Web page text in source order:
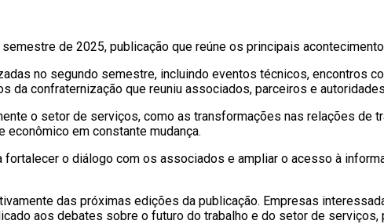
de 2025, publicação que reúne os principais
no segundo semestre, incluindo eventos técnicos, encontros
da confraternização que reuniu associados, parceiros e
o setor de serviços, como as transformações nas relações de
em constante mudança.
o diálogo com os associados e ampliar o acesso à
das próximas edições da publicação. Empresas
aos debates sobre o futuro do trabalho e do setor de serviços,